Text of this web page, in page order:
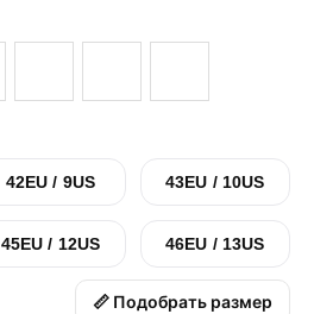
42EU / 9US 43EU / 10US
45EU / 12US 46EU / 13US
📏 Подобрать размер